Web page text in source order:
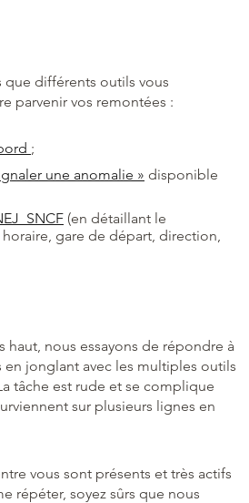
que différents outils vous
parvenir vos remontées :
;
une anomalie » disponible
(en détaillant le
gare de départ, direction,
haut, nous essayons de répondre à
jonglant avec les multiples outils
tâche est rude et se complique
sur plusieurs lignes en
vous sont présents et très actifs
répéter, soyez sûrs que nous